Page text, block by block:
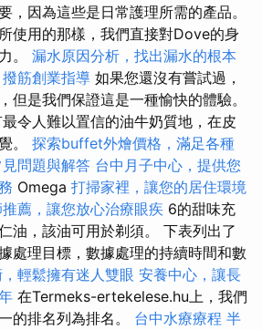
，因為這些是日常護理所需的產品。
使用的那樣，我們直接對Dove的身
。 漏水原因分析，找出漏水的根本
撥筋創業指導 如果您還沒有嘗試過，
但是我們保證這是一種愉快的體驗。
令人難以置信的油牛奶質地，在皮
。 探索buffet外燴價格，滿足各種
問題與解答 台中月子中心，提供您
Omega 打掃家裡，讓您的居住環境
薦，讓您放心治療眼疾 6的甜味充
油，該油可用於剃須。 下表列出了
處理目標，數據處理的持續時間和數
輕鬆擁有迷人雙眼 安養中心，讓長
在Termeks-ertekelese.hu上，我們
的排名列為排名。 台中水療療程 半